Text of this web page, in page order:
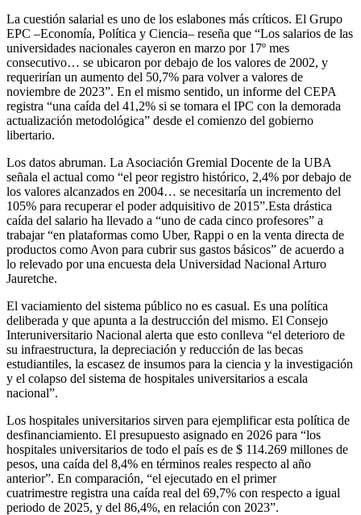
La cuestión salarial es uno de los eslabones más críticos. El Grupo
EPC –Economía, Política y Ciencia– reseña que “Los salarios de las
universidades nacionales cayeron en marzo por 17º mes
consecutivo… se ubicaron por debajo de los valores de 2002, y
requerirían un aumento del 50,7% para volver a valores de
noviembre de 2023”. En el mismo sentido, un informe del CEPA
registra “una caída del 41,2% si se tomara el IPC con la demorada
actualización metodológica” desde el comienzo del gobierno
libertario.
Los datos abruman. La Asociación Gremial Docente de la UBA
señala el actual como “el peor registro histórico, 2,4% por debajo de
los valores alcanzados en 2004… se necesitaría un incremento del
105% para recuperar el poder adquisitivo de 2015”.Esta drástica
caída del salario ha llevado a “uno de cada cinco profesores” a
trabajar “en plataformas como Uber, Rappi o en la venta directa de
productos como Avon para cubrir sus gastos básicos” de acuerdo a
lo relevado por una encuesta dela Universidad Nacional Arturo
Jauretche.
El vaciamiento del sistema público no es casual. Es una política
deliberada y que apunta a la destrucción del mismo. El Consejo
Interuniversitario Nacional alerta que esto conlleva “el deterioro de
su infraestructura, la depreciación y reducción de las becas
estudiantiles, la escasez de insumos para la ciencia y la investigación
y el colapso del sistema de hospitales universitarios a escala
nacional”.
Los hospitales universitarios sirven para ejemplificar esta política de
desfinanciamiento. El presupuesto asignado en 2026 para “los
hospitales universitarios de todo el país es de $ 114.269 millones de
pesos, una caída del 8,4% en términos reales respecto al año
anterior”. En comparación, “el ejecutado en el primer
cuatrimestre registra una caída real del 69,7% con respecto a igual
periodo de 2025, y del 86,4%, en relación con 2023”.